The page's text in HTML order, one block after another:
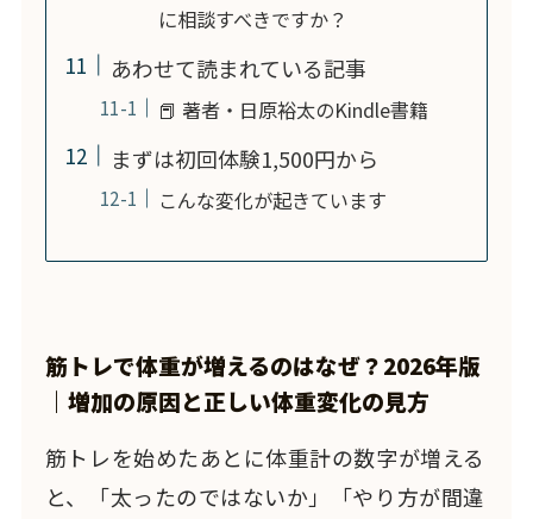
に相談すべきですか？
あわせて読まれている記事
📕 著者・日原裕太のKindle書籍
まずは初回体験1,500円から
こんな変化が起きています
筋トレで体重が増えるのはなぜ？2026年版
｜増加の原因と正しい体重変化の見方
筋トレを始めたあとに体重計の数字が増える
と、「太ったのではないか」「やり方が間違